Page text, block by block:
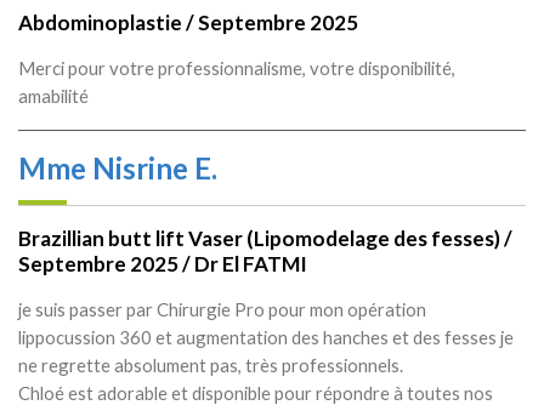
Abdominoplastie / Septembre 2025
Merci pour votre professionnalisme, votre disponibilité,
amabilité
Mme Nisrine E.
Brazillian butt lift Vaser (Lipomodelage des fesses) /
Septembre 2025 / Dr El FATMI
je suis passer par Chirurgie Pro pour mon opération
lippocussion 360 et augmentation des hanches et des fesses je
ne regrette absolument pas, très professionnels.
Chloé est adorable et disponible pour répondre à toutes nos